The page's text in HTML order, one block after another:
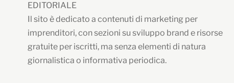
EDITORIALE
Il sito è dedicato a contenuti di marketing per
imprenditori, con sezioni su sviluppo brand e risorse
gratuite per iscritti, ma senza elementi di natura
giornalistica o informativa periodica.